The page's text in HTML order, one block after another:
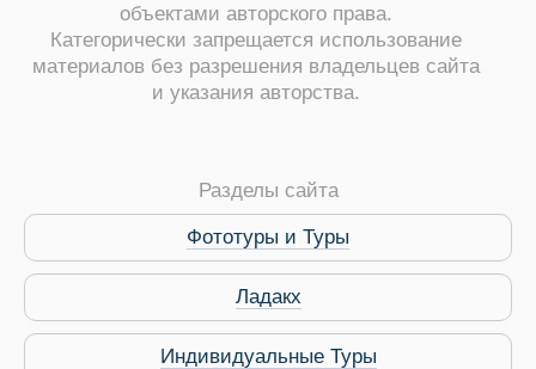
Путеводитель по
объектами авторского права.
Категорически запрещается использование
материалов без разрешения владельцев сайта
и указания авторства.
Разделы сайта
Фототуры и Туры
Ладакх
Индивидуальные Туры